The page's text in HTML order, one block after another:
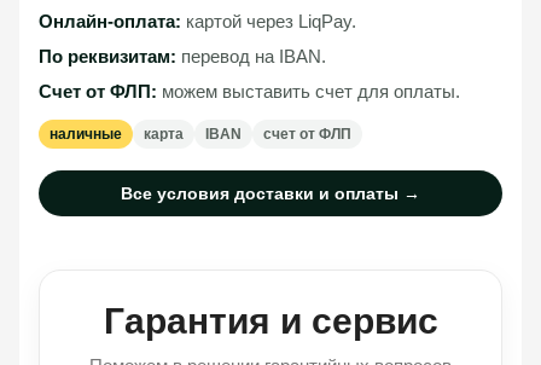
Онлайн-оплата: картой через LiqPay.
По реквизитам: перевод на IBAN.
Счет от ФЛП: можем выставить счет для оплаты.
наличные карта IBAN счет от ФЛП
Все условия доставки и оплаты →
Гарантия и сервис